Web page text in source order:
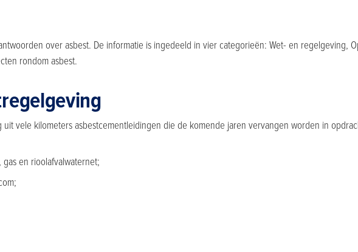
over asbest. De informatie is ingedeeld in vier categorieën: Wet- en regelgeving,
rondom asbest.
vele kilometers asbestcementleidingen die de komende jaren vervangen worden in
en rioolafvalwaternet;